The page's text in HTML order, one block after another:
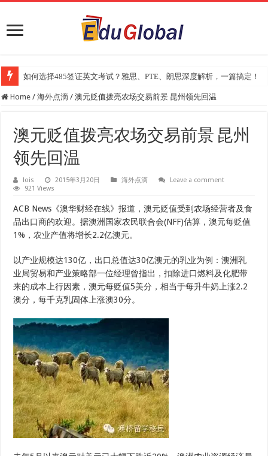
如何选择485签证英文考试？雅思、PTE、朗思深度解析，一篇搞定！
2025年《澳洲金融评论报》大学排名出炉：一份关乎本地就业与声誉的
Home / 海外点滴 / 澳元贬值拨亮农场交易前景 昆州领先回温
澳元贬值拨亮农场交易前景 昆州
领先回温
lois 2015年3月20日 海外点滴
Leave a comment
921 Views
ACB News《澳华财经在线》报道，澳元贬值受到农场经营者及食
品出口商的欢迎。据澳洲国家农民联合会(NFF)估算，澳元每贬值
1%，农业产值将增长2.2亿澳元。
以产业规模达130亿，出口总值达30亿澳元的乳业为例：澳洲乳
业局贸易和产业策略部一位经理曾指出，扣除进口燃料及化肥带
来的成本上行因素，澳元每贬值5美分，相当于每升牛奶上涨2.2
澳分，每千克乳固体上涨澳30分。